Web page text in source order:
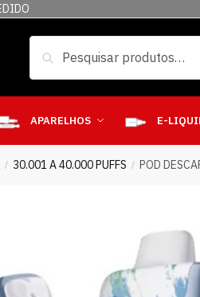
APARELHOS E-
/ 30.001 A 40.000 PUFFS / POD